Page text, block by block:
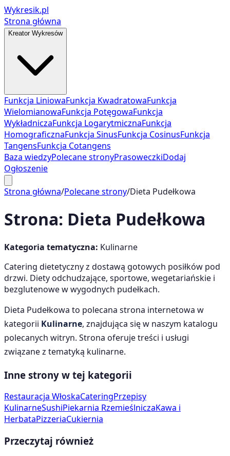
Wykresik.pl
Strona główna
Kreator Wykresów
Funkcja LiniowaFunkcja KwadratowaFunkcja
WielomianowaFunkcja PotęgowaFunkcja
WykładniczaFunkcja LogarytmicznaFunkcja
HomograficznaFunkcja SinusFunkcja CosinusFunkcja
TangensFunkcja Cotangens
Baza wiedzyPolecane stronyPrasoweczkiDodaj
Ogłoszenie
Strona główna/Polecane strony/Dieta Pudełkowa
Strona: Dieta Pudełkowa
Kategoria tematyczna: Kulinarne
Catering dietetyczny z dostawą gotowych posiłków pod
drzwi. Diety odchudzające, sportowe, wegetariańskie i
bezglutenowe w wygodnych pudełkach.
Dieta Pudełkowa to polecana strona internetowa w
kategorii Kulinarne, znajdująca się w naszym katalogu
polecanych witryn. Strona oferuje treści i usługi
związane z tematyką kulinarne.
Inne strony w tej kategorii
Restauracja WłoskaCateringPrzepisy
KulinarneSushiPiekarnia RzemieślniczaKawa i
HerbataPizzeriaCukiernia
Przeczytaj również